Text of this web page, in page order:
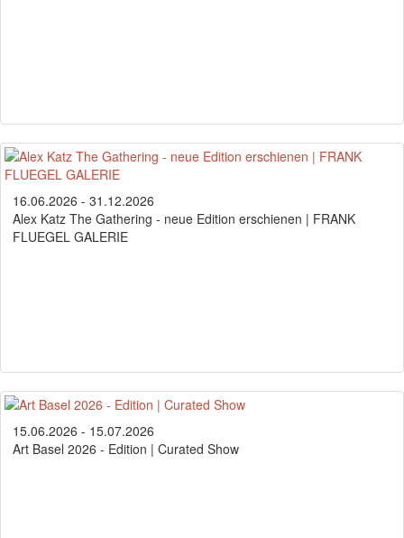
16.06.2026 - 31.12.2026
Alex Katz The Gathering - neue Edition erschienen | FRANK
FLUEGEL GALERIE
15.06.2026 - 15.07.2026
Art Basel 2026 - Edition | Curated Show